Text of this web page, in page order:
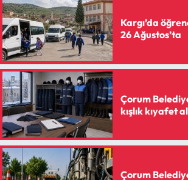
Kargı’da
26 Ağustos’ta
Çorum
kışlık kıyafet
Çorum